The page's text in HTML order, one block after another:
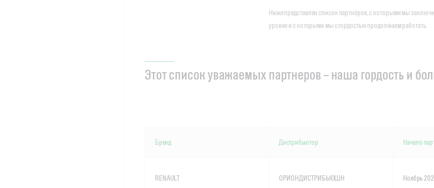
Ниже представлен список партнёров, с которыми мы
уровне и с которыми мы с гордостью продолжаем работать.
Этот список уважаемых партнеров – наша гордость и
Бренд Дистрибьютор Начало
RENAULT ОРИОН ДИСТРИБЬЮШН Ноябрь